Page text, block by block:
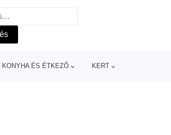
KONYHA ÉS ÉTKEZŐ KERT